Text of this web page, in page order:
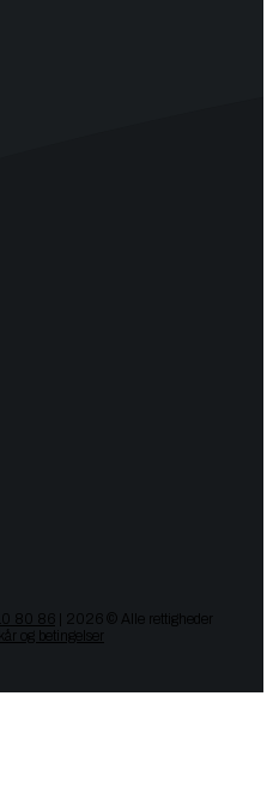
80 86
| 2026 © Alle rettigheder
og betingelser